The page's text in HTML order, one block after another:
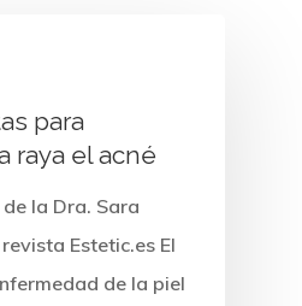
para
raya el acné
la Dra. Sara
Estetic.es El
de la piel